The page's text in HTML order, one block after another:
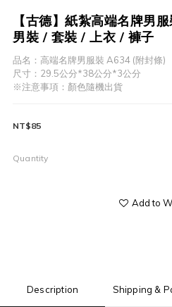
【古德】紙紮高端名牌男
男裝 / 套裝 / 上衣 / 褲子
品名：高端名牌男服裝 A634 (附封條)
尺寸：29.5公分*38公分*3公分
※注意事項：顏色隨機出貨
NT$85
Quantity
Add to
Description Shipping &